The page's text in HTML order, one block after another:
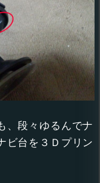
、段々ゆるんでナ
ビ台を３Ｄプリン